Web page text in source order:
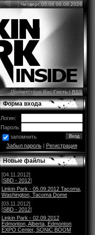
Четверг 05:06 06.08.2026
Приветствую ВасГость|RSS
Форма входа
Логин:
Пароль:
запомнить
Забыл пароль| Регистрация
Новые файлы
[04.11.2012]
[SBD - 2012]
Linkin Park - 05.09.2012 Tacoma,
Washington, Tacoma Dome
[03.11.2012]
[SBD - 2012]
Linkin Park - 02.09.2012
Edmonton, Alberta, Edmonton
EXPO Center, SONiC BOOM